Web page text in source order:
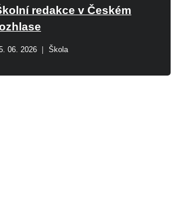
redakce v Českém
06. 2026 Škola